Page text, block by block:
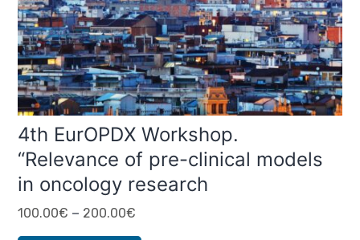
4th EurOPDX Workshop.
“Relevance of pre-clinical models
in oncology research
100.00€ – 200.00€